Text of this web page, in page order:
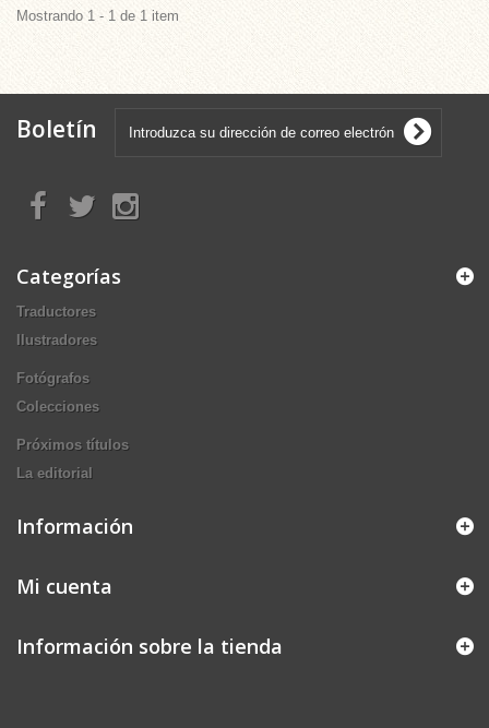
Mostrando 1 - 1 de 1 item
Boletín
Categorías
Traductores
Ilustradores
Fotógrafos
Colecciones
Próximos títulos
La editorial
Información
Mi cuenta
Información sobre la tienda